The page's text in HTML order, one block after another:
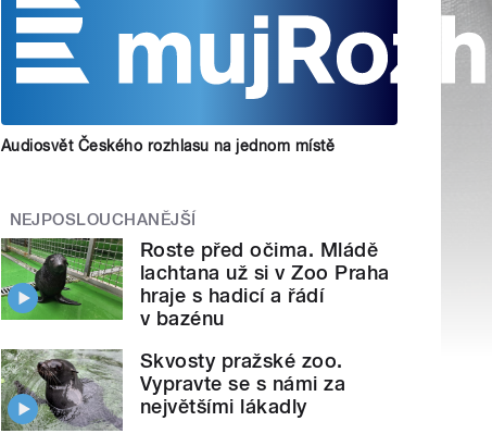
Audiosvět Českého rozhlasu na jednom místě
NEJPOSLOUCHANĚJŠÍ
Roste před očima. Mládě
lachtana už si v Zoo Praha
hraje s hadicí a řádí
v bazénu
Skvosty pražské zoo.
Vypravte se s námi za
největšími lákadly